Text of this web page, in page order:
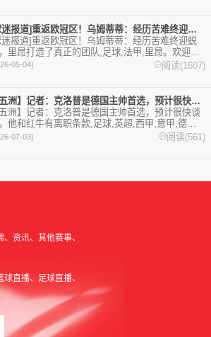
[球迷报道]重返欧冠区！乌姆蒂蒂：经历苦难终迎蜕变，里昂打造
报道]重返欧冠区！乌姆蒂蒂：经历苦难终迎蜕
里昂打造了真正的团队,足球,法甲,里昂。欢迎收
站，24小时为你更新最新的足球，篮球体育资
05-04] 阅读(1607)
【五洲】记者：克洛普是德国主帅首选，预计很快谈判，他和红牛有
洲】记者：克洛普是德国主帅首选，预计很快谈
他和红牛有离职条款,足球,英超,西甲,意甲,德甲,
,克洛普,法甲,五洲,国家队,世界杯。欢迎收藏本
24小时为你更新最新的足球，篮球体育资讯。
07-03] 阅读(561)
资讯 其他赛事
球直播 足球直播